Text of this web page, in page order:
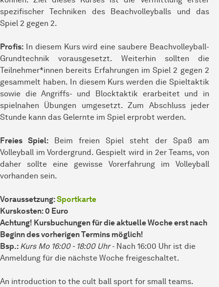
spezifischer Techniken des Beachvolleyballs und das
Spiel 2 gegen 2.
Profis: In diesem Kurs wird eine saubere Beachvolleyball-
Grundtechnik vorausgesetzt. Weiterhin sollten die
Teilnehmer*innen bereits Erfahrungen im Spiel 2 gegen 2
gesammelt haben. In diesem Kurs werden die Spieltaktik
sowie die Angriffs- und Blocktaktik erarbeitet und in
spielnahen Übungen umgesetzt. Zum Abschluss jeder
Stunde kann das Gelernte im Spiel erprobt werden.
Freies Spiel: Beim freien Spiel steht der Spaß am
Volleyball im Vordergrund. Gespielt wird in 2er Teams, von
daher sollte eine gewisse Vorerfahrung im Volleyball
vorhanden sein.
Voraussetzung:Sportkarte
Kurskosten: 0 Euro
Achtung! Kursbuchungen für die aktuelle Woche erst nach
Beginn des vorherigen Termins möglich!
Bsp.: Kurs Mo 16:00 - 18:00 Uhr - Nach 16:00 Uhr ist die
Anmeldung für die nächste Woche freigeschaltet.
An introduction to the cult ball sport for small teams.